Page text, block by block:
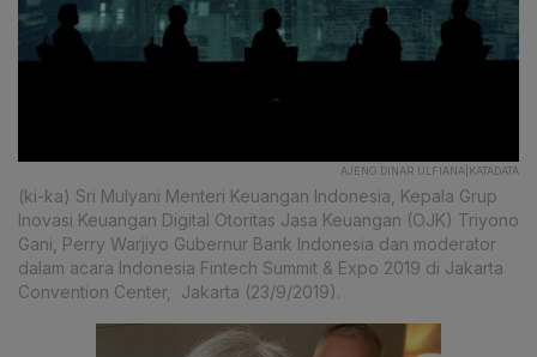
AJENG DINAR ULFIANA|KATADATA
(ki-ka) Sri Mulyani Menteri Keuangan Indonesia, Kepala Grup
Inovasi Keuangan Digital Otoritas Jasa Keuangan (OJK) Triyono
Gani, Perry Warjiyo Gubernur Bank Indonesia dan moderator
dalam acara Indonesia Fintech Summit & Expo 2019 di Jakarta
Convention Center, Jakarta (23/9/2019).